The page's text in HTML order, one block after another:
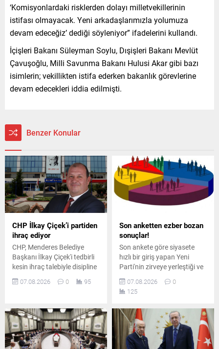
‘Komisyonlardaki risklerden dolayı milletvekillerinin
istifası olmayacak. Yeni arkadaşlarımızla yolumuza
devam edeceğiz’ dediği söyleniyor” ifadelerini kullandı.
İçişleri Bakanı Süleyman Soylu, Dışişleri Bakanı Mevlüt
Çavuşoğlu, Milli Savunma Bakanı Hulusi Akar gibi bazı
isimlerin; vekillikten istifa ederken bakanlık görevlerine
devam edecekleri iddia edilmişti.
Benzer Konular
CHP İlkay Çiçek’i partiden
ihraç ediyor
CHP, Menderes Belediye
Başkanı İlkay Çiçek'i tedbirli
kesin ihraç talebiyle disipline
sevk etti. Kararın, parti
ilkeleri ve örgüt disiplini
alındığı açıklandı.
07.08.2026 0 95
Son anketten ezber bozan
sonuçlar!
Son ankete göre siyasete
hızlı bir giriş yapan Yeni
Parti'nin zirveye yerleştiği ve
AK Parti'nin ikinci sırada yer
aldığı ankette, CHP ve
MHP'nin yaşadığı tarihi oy
gerilemeleri dikkat çekti.
07.08.2026
0
125